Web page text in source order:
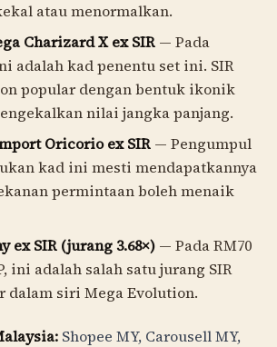
atau menormalkan.
Charizard X ex SIR — Pada
adalah kad penentu set ini. SIR
popular dengan bentuk ikonik
nilai jangka panjang.
Oricorio ex SIR — Pengumpul
kad ini mesti mendapatkannya
permintaan boleh menaik
ex SIR (jurang 3.68×) — PadaRM70
ini adalah salah satu jurang SIR
dalam siri Mega Evolution.
Shopee MY, Carousell MY,